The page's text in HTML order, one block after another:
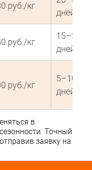
руб./кг
дней
руб./кг
15–20
дней
руб./кг
5–10
дней
в
Точный
заявку на